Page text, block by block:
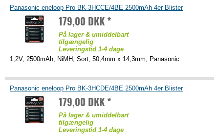
Panasonic eneloop Pro BK-3HCCE/4BE 2500mAh 4er Blister
179,00 DKK *
På lager & umiddelbart
tilgængelig
Leveringstid 1-4 dage
1,2V, 2500mAh, NiMH, Sort, 50,4mm x 14,3mm, Panasonic
Panasonic eneloop Pro BK-3HCDE/4BE 2500mAh 4er Blister
179,00 DKK *
På lager & umiddelbart
tilgængelig
Leveringstid 1-4 dage